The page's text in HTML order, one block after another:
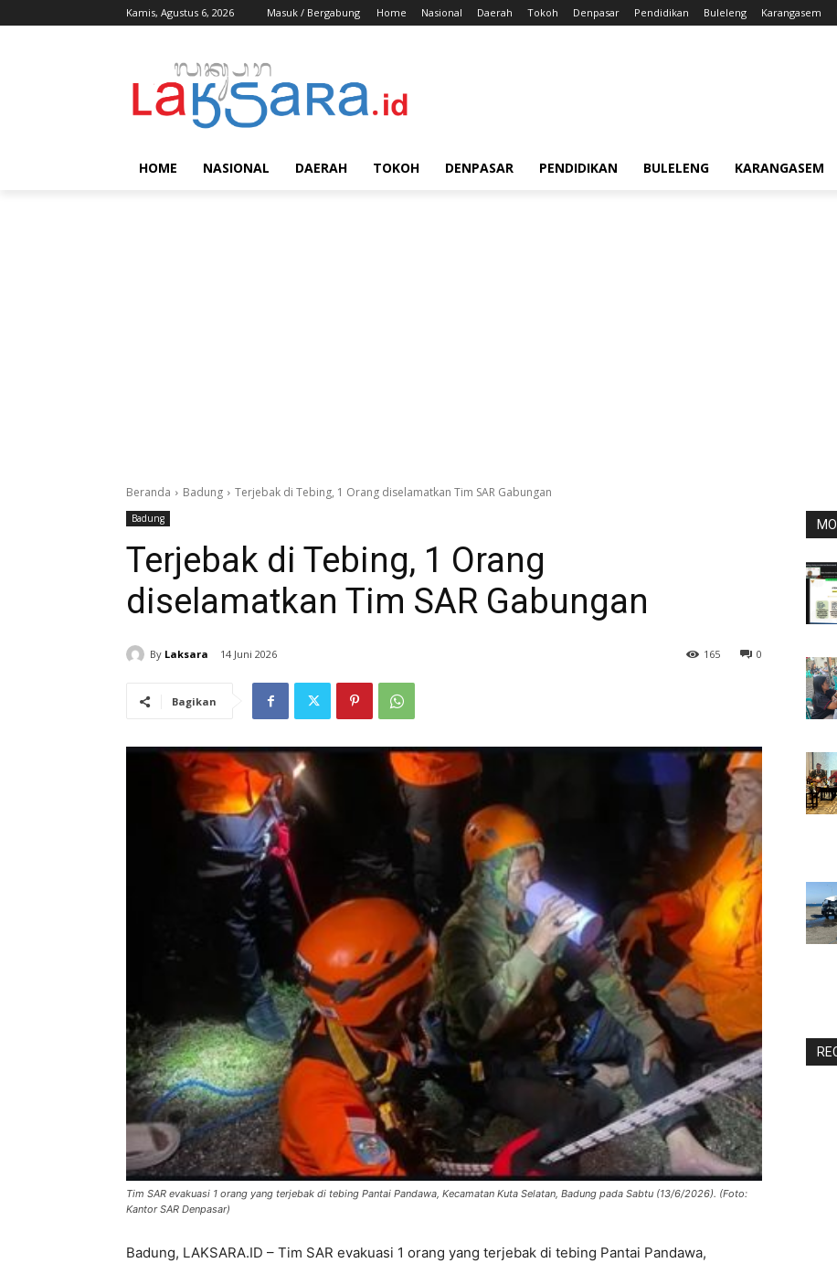
Kamis, Agustus 6, 2026 Masuk / Bergabung Home Nasional Daerah Tokoh Denpasar Pendidikan Buleleng Karangasem
HOME NASIONAL DAERAH TOKOH DENPASAR PENDIDIKAN BULELENG KARANGASEM
Beranda Badung Terjebak di Tebing, 1 Orang diselamatkan Tim SAR Gabungan
Badung
Terjebak di Tebing, 1 Orang
diselamatkan Tim SAR Gabungan
By Laksara 14 Juni 2026 0
165
Bagikan
Tim SAR evakuasi 1 orang yang terjebak di tebing Pantai Pandawa, Kecamatan Kuta Selatan, Badung pada Sabtu (13/6/2026). (Foto:
Kantor SAR Denpasar)
Badung, LAKSARA.ID – Tim SAR evakuasi 1 orang yang terjebak di tebing Pantai Pandawa,